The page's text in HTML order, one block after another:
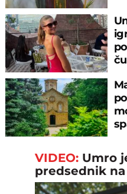
VIDEO: Umro
predsednik